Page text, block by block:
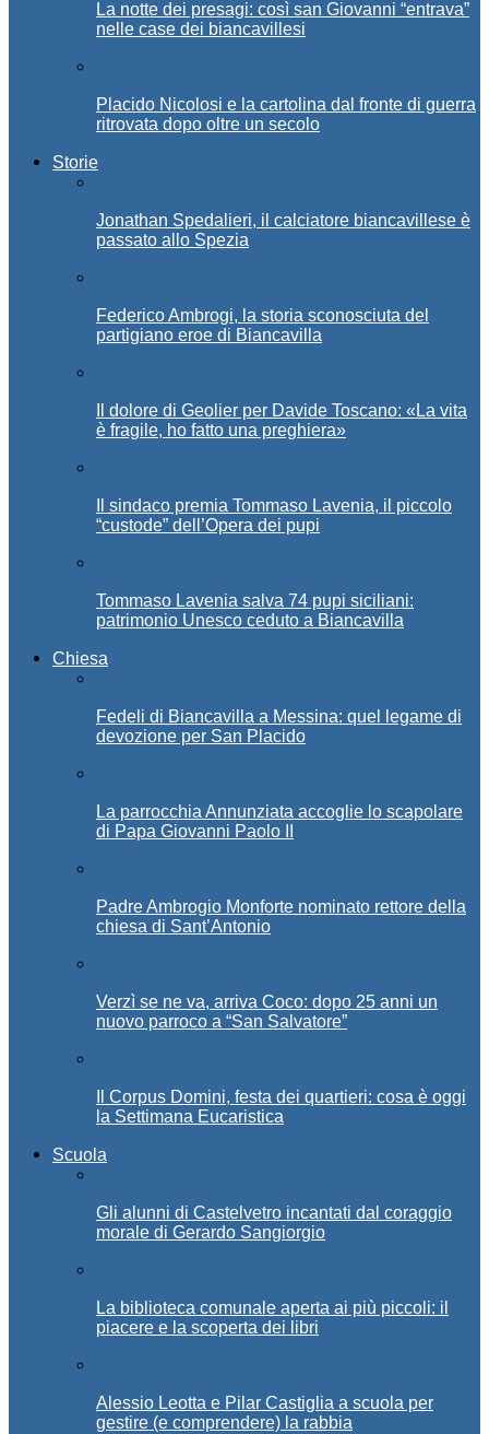
La notte dei presagi: così san Giovanni “entrava”
nelle case dei biancavillesi
Placido Nicolosi e la cartolina dal fronte di guerra
ritrovata dopo oltre un secolo
Storie
Jonathan Spedalieri, il calciatore biancavillese è
passato allo Spezia
Federico Ambrogi, la storia sconosciuta del
partigiano eroe di Biancavilla
Il dolore di Geolier per Davide Toscano: «La vita
è fragile, ho fatto una preghiera»
Il sindaco premia Tommaso Lavenia, il piccolo
“custode” dell’Opera dei pupi
Tommaso Lavenia salva 74 pupi siciliani:
patrimonio Unesco ceduto a Biancavilla
Chiesa
Fedeli di Biancavilla a Messina: quel legame di
devozione per San Placido
La parrocchia Annunziata accoglie lo scapolare
di Papa Giovanni Paolo II
Padre Ambrogio Monforte nominato rettore della
chiesa di Sant’Antonio
Verzì se ne va, arriva Coco: dopo 25 anni un
nuovo parroco a “San Salvatore”
Il Corpus Domini, festa dei quartieri: cosa è oggi
la Settimana Eucaristica
Scuola
Gli alunni di Castelvetro incantati dal coraggio
morale di Gerardo Sangiorgio
La biblioteca comunale aperta ai più piccoli: il
piacere e la scoperta dei libri
Alessio Leotta e Pilar Castiglia a scuola per
gestire (e comprendere) la rabbia